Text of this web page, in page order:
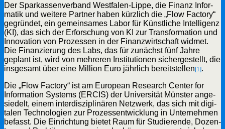
Der Spar­kas­sen­ver­band West­fa­len-Lip­pe, die Finanz Infor­
ma­tik und wei­te­re Part­ner haben kürz­lich die „Flow Fac­to­ry“
gegrün­det, ein gemein­sa­mes Labor für Künst­li­che Intel­li­genz
(KI), das sich der Erfor­schung von KI zur Trans­for­ma­ti­on und
Inno­va­ti­on von Pro­zes­sen in der Finanz­wirt­schaft wid­met.
Die Finan­zie­rung des Labs, das für zunächst fünf Jah­re
geplant ist, wird von meh­re­ren Insti­tu­tio­nen sicher­ge­stellt, die
ins­ge­samt über eine Mil­li­on Euro jähr­lich bereit­stel­len[1].
Die „Flow Fac­to­ry“ ist am Euro­pean Rese­arch Cen­ter for
Infor­ma­ti­on Sys­tems (ERCIS) der Uni­ver­si­tät Müns­ter ange­
sie­delt, einem inter­dis­zi­pli­nä­ren Netz­werk, das sich mit digi­
ta­len Tech­no­lo­gien zur Pro­zess­ent­wick­lung in Unter­neh­men
befasst. Die Ein­rich­tung bie­tet Raum für Stu­die­ren­de, Dozen­